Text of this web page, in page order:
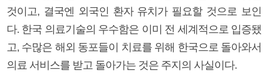
것이고, 결국엔 외국인 환자 유치가 필요할 것으로 보인
다. 한국 의료기술의 우수함은 이미 전 세계적으로 입증됐
고, 수많은 해외 동포들이 치료를 위해 한국으로 돌아와서
의료 서비스를 받고 돌아가는 것은 주지의 사실이다.